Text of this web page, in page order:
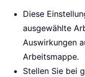
Diese
ausgewählte
Auswirkungen
Arbeitsmappe.
Stellen Sie bei